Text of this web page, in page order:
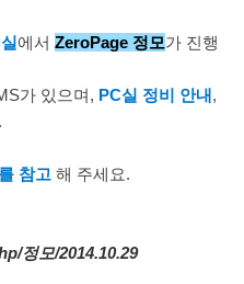
에서 ZeroPage 정모가 진행
가 있으며, PC실 정비 안내,
참고 해 주세요.
정모/2014.10.29